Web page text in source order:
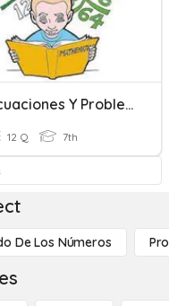
Ecuaciones Y Problemas
12 Q 7th
De Los Números